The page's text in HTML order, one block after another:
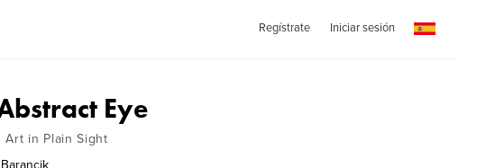
Regístrate Iniciar sesión
Eye
Art in Plain Sight